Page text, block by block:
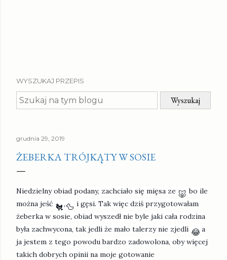
WYSZUKAJ PRZEPIS
grudnia 29, 2019
ŻEBERKA TRÓJKĄTY W SOSIE
Niedzielny obiad podany, zachciało się mięsa ze 🐷 bo ile
można jeść 🐔,🦆 i gęsi. Tak więc dziś przygotowałam
żeberka w sosie, obiad wyszedł nie byle jaki cała rodzina
była zachwycona, tak jedli że mało talerzy nie zjedli 😂 a
ja jestem z tego powodu bardzo zadowolona, oby więcej
takich dobrych opinii na moje gotowanie